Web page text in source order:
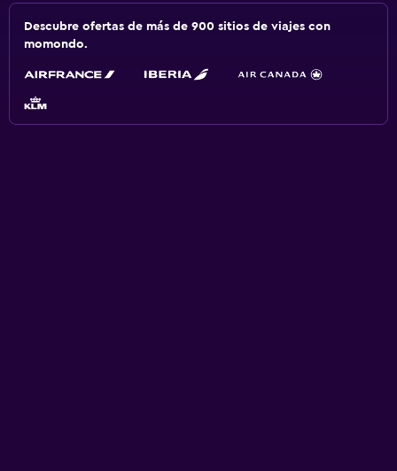
Descubre ofertas de más de 900 sitios de viajes con
momondo.